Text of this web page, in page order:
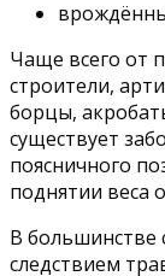
Чаще всего от
строители,
борцы,
существует
поясничного
поднятии веса
В большинстве
следствием